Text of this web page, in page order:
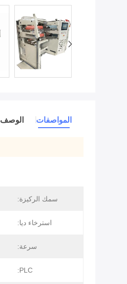
المواصفات الوصف
سمك الركيزة:
استرخاء ديا:
سرعة:
PLC: